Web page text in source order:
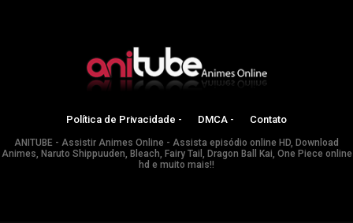
Política de Privacidade - DMCA - Contato
ANITUBE - Assistir Animes Online - Assista episódio online HD, Download
Animes, Naruto Shippuuden, Bleach, Fairy Tail, Dragon Ball Kai, One Piece online
hd e muito mais!!